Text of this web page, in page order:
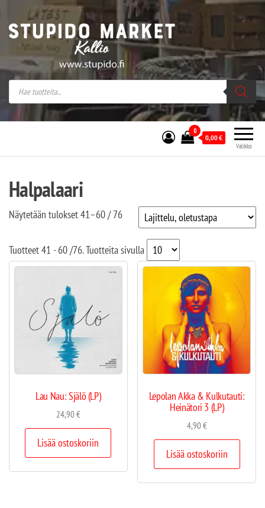
Stupido Market – verkossa ja kivijalassa
Stupido Market on vaihtoehtomusaan
erikoistunut verkko- sekä
kivijalkakauppa Helsingissä Kallion
sydämessä.
Valikko
0
0,00€
Halpalaari
Näytetään tulokset 41–60 / 76
Tuotteet41 - 60/76. Tuotteita sivulla
Lau Nau: Själö (LP)
24,90€
Lisää ostoskoriin
Lepolan Akka & Kulkutauti:
Heinätori 3 (LP)
4,90€
Lisää ostoskoriin